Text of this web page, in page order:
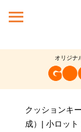
オリジナ
クッションキ
成）| 小ロット